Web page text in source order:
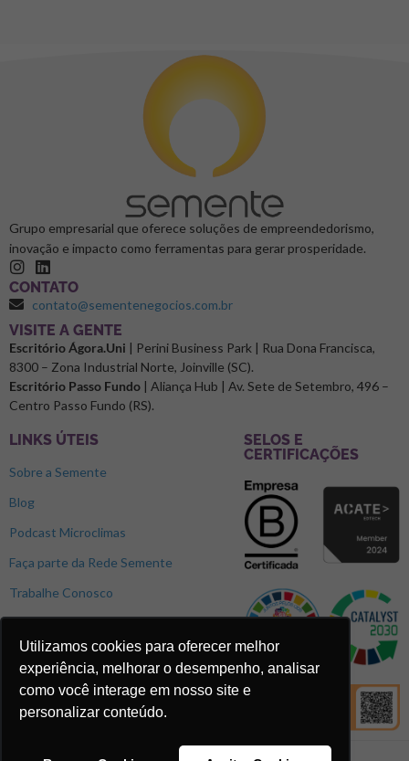
Utilizamos cookies para oferecer melhor
experiência, melhorar o desempenho, analisar
como você interage em nosso site e
personalizar conteúdo.
Grupo empresarial que oferece soluções de empreendedorismo,
inovação e impacto como ferramentas para gerar prosperidade.
CONTATO
contato@sementenegocios.com.br
⁠VISITE A GENTE
Escritório Ágora.Uni | Perini Business Park | Rua Dona Francisca,
8300 – Zona Industrial Norte, Joinville (SC).
Escritório Passo Fundo | Aliança Hub | Av. Sete de Setembro, 496 –
Centro Passo Fundo (RS).
LINKS ÚTEIS
Sobre a Semente
Blog
Podcast Microclimas
Faça parte da Rede Semente
Trabalhe Conosco
SELOS E
CERTIFICAÇÕES